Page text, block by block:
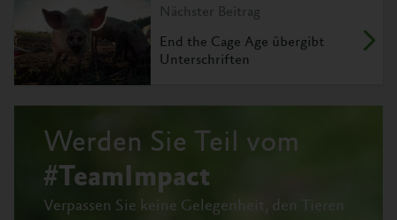
Nächster Beitrag
End the Cage Age übergibt
Unterschriften
Werden Sie Teil vom
#TeamImpact
Verpassen Sie keine Gelegenheit, den Tieren